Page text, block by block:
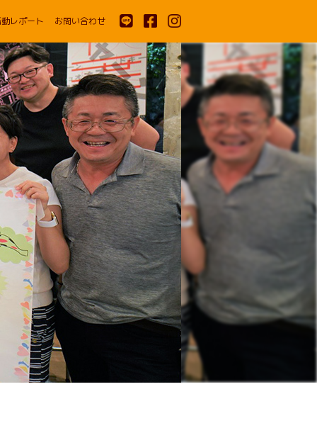
レポート お問い合わせ